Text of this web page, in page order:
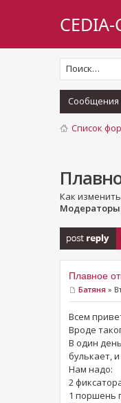
CEDIA-
Сообщения
Список
Как
Ответить
Плавное
Батяня »
Всем
Вроде
В один
булькает,
Нам надо:
2
1 поршень